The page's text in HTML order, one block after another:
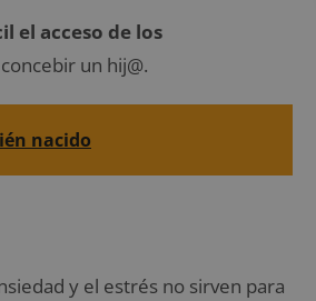
el acceso de los
un hij@.
nacido
y el estrés no sirven para